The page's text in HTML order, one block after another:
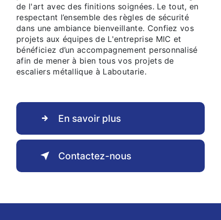
de l'art avec des finitions soignées. Le tout, en
respectant l’ensemble des règles de sécurité
dans une ambiance bienveillante. Confiez vos
projets aux équipes de L'entreprise MIC et
bénéficiez d’un accompagnement personnalisé
afin de mener à bien tous vos projets de
escaliers métallique à Laboutarie.
En savoir plus
Contactez-nous